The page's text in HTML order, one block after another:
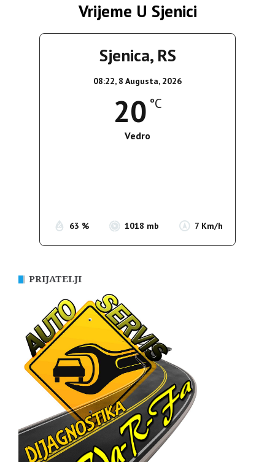
Vrijeme U Sjenici
Sjenica, RS
08:22, 8 Augusta, 2026
20 °C
Vedro
63 % 1018 mb 7 Km/h
PRIJATELJI